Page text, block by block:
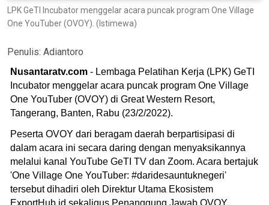
LPK GeTI Incubator menggelar acara puncak program One Village
One YouTuber (OVOY). (Istimewa)
Penulis: Adiantoro
Nusantaratv.com - Lembaga Pelatihan Kerja (LPK) GeTI
Incubator menggelar acara puncak program One Village
One YouTuber (OVOY) di Great Western Resort,
Tangerang, Banten, Rabu (23/2/2022).
Peserta OVOY dari beragam daerah berpartisipasi di
dalam acara ini secara daring dengan menyaksikannya
melalui kanal YouTube GeTI TV dan Zoom. Acara bertajuk
'One Village One YouTuber: #daridesauntuknegeri'
tersebut dihadiri oleh Direktur Utama Ekosistem
ExportHub.id sekaligus Penanggung Jawab OVOY,